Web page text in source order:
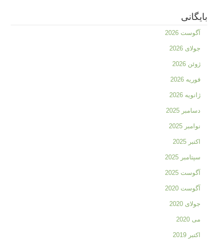
بایگانی
آگوست 2026
جولای 2026
ژوئن 2026
فوریه 2026
ژانویه 2026
دسامبر 2025
نوامبر 2025
اکتبر 2025
سپتامبر 2025
آگوست 2025
آگوست 2020
جولای 2020
می 2020
اکتبر 2019